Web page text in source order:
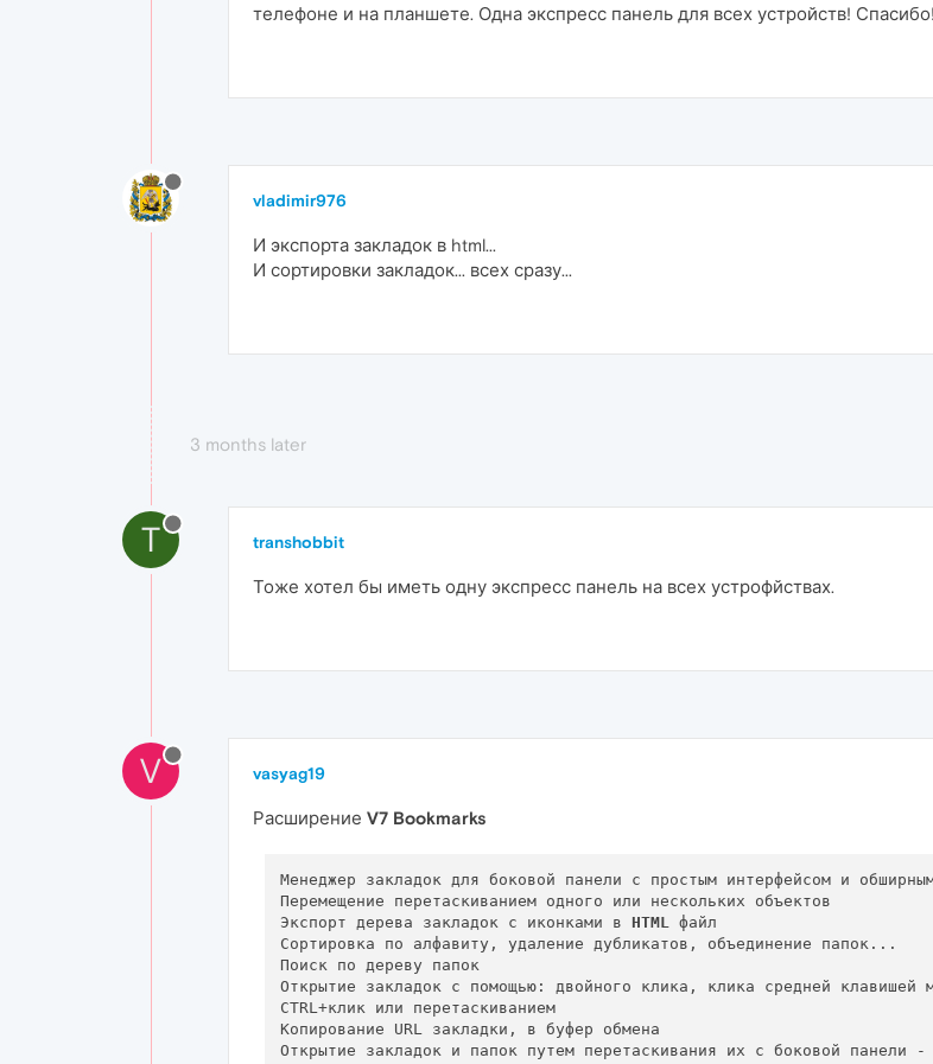
телефоне и на планшете. Одна экспресс панель для всех устройств! Спасибо!
vladimir976
И экспорта закладок в html...
И сортировки закладок... всех сразу...
3 months later
T transhobbit
Тоже хотел бы иметь одну экспресс панель на всех устрофйствах.
V vasyag19
Расширение V7 Bookmarks
Менеджер закладок для боковой панели с простым интерфейсом и
Перемещение перетаскиванием одного или нескольких объектов
Экспорт дерева закладок с иконками в HTML
файл
Сортировка по алфавиту, удаление дубликатов, объединение папок...
Поиск по дереву папок
Открытие закладок с помощью: двойного клика, клика средней клавишей
CTRL+клик или перетаскиванием
Копирование URL закладки, в буфер обмена